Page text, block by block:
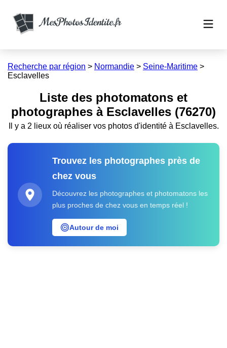
Recherche par région > Normandie > Seine-Maritime >
Esclavelles
Liste des photomatons et
photographes à Esclavelles (76270)
Il y a 2 lieux où réaliser vos photos d'identité à Esclavelles.
Trouvez les photographes près de
chez vous
Découvrez les photographes et photomatons les
plus proches de chez vous en temps réel !
Autour de moi